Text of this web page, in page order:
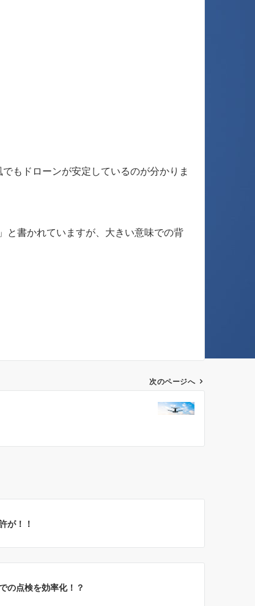
もドローンが安定しているのが分かりま
と書かれていますが、大きい意味での背
次のページへ
が！！
の点検を効率化！？